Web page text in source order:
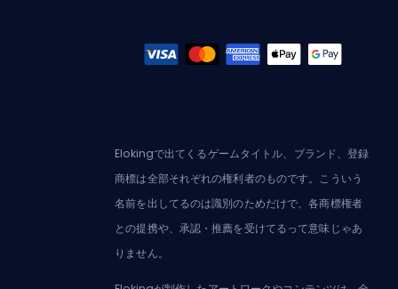
Elokingで出てくるゲームタイトル、ブランド、登録
商標は全部それぞれの権利者のものです。こういう
名前を出してるのは識別のためだけで、各商標権者
との提携や、承認・推薦を受けてるって意味じゃあ
りません。